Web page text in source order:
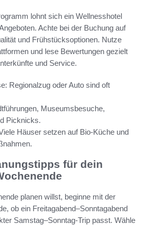
lohnt sich ein Wellnesshotel
Achte bei der Buchung auf
und Frühstücksoptionen. Nutze
und lese Bewertungen gezielt
und Service.
Regionalzug oder Auto sind oft
Museumsbesuche,
Picknicks.
Häuser setzen auf Bio-Küche und
für dein
planen willst, beginne mit der
ob ein Freitagabend–Sonntagabend
Samstag–Sonntag-Trip passt. Wähle